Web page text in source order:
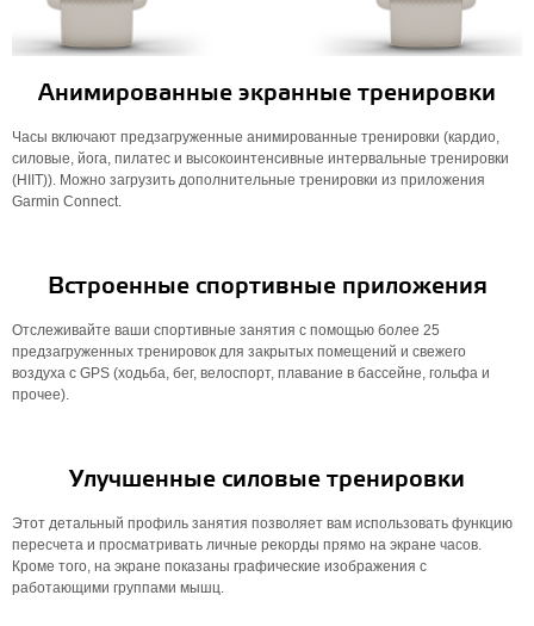
Анимированные экранные тренировки
Часы включают предзагруженные анимированные тренировки (кардио,
силовые, йога, пилатес и высокоинтенсивные интервальные тренировки
(HIIT)). Можно загрузить дополнительные тренировки из приложения
Garmin Connect.
Встроенные спортивные приложения
Отслеживайте ваши спортивные занятия с помощью более 25
предзагруженных тренировок для закрытых помещений и свежего
воздуха с GPS (ходьба, бег, велоспорт, плавание в бассейне, гольфа и
прочее).
Улучшенные силовые тренировки
Этот детальный профиль занятия позволяет вам использовать функцию
пересчета и просматривать личные рекорды прямо на экране часов.
Кроме того, на экране показаны графические изображения с
работающими группами мышц.